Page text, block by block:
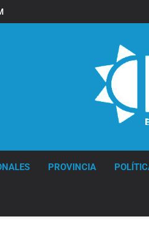
PROVINCIA